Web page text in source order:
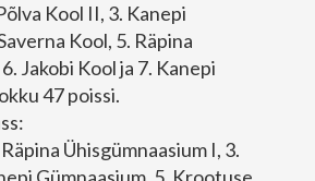
Kool II, 3. Kanepi
Kool, 5. Räpina
Jakobi Kool ja 7. Kanepi
47 poissi.
Ühisgümnaasium I, 3.